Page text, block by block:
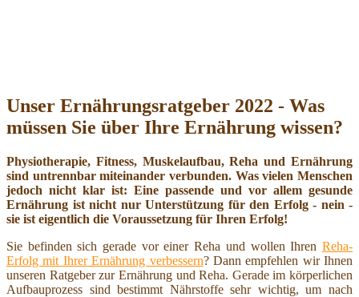
Unser Ernährungsratgeber 2022 - Was
müssen Sie über Ihre Ernährung wissen?
Physiotherapie, Fitness, Muskelaufbau, Reha und Ernährung
sind untrennbar miteinander verbunden. Was vielen Menschen
jedoch nicht klar ist: Eine passende und vor allem gesunde
Ernährung ist nicht nur Unterstützung für den Erfolg - nein -
sie ist eigentlich die Voraussetzung für Ihren Erfolg!
Sie befinden sich gerade vor einer Reha und wollen Ihren Reha-
Erfolg mit Ihrer Ernährung verbessern? Dann empfehlen wir Ihnen
unseren Ratgeber zur Ernährung und Reha. Gerade im körperlichen
Aufbauprozess sind bestimmt Nährstoffe sehr wichtig, um nach